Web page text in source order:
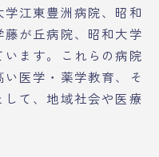
江東豊洲病院、昭和
が丘病院、昭和大学
ます。これらの病院
医学・薬学教育、そ
て、地域社会や医療